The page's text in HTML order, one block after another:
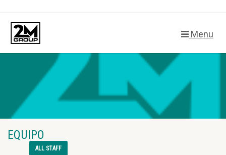
Menu
EQUIPO
ALL STAFF